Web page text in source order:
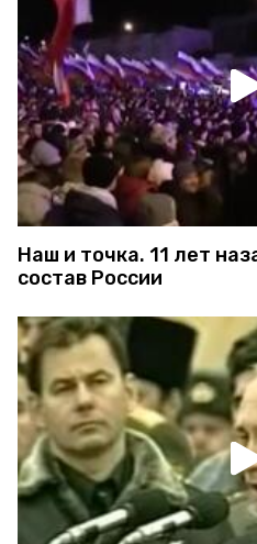
Наш и точка. 11 лет
состав России